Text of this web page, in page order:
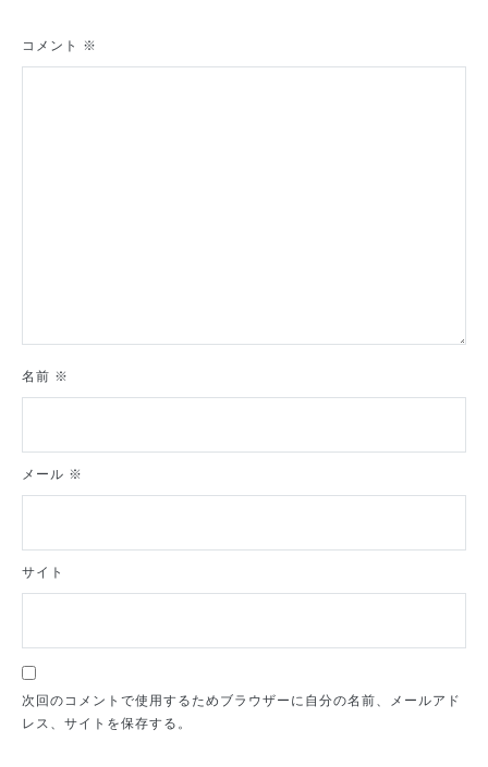
シ
コメント ※
名前 ※
メール ※
サイト
次回のコメントで使用するためブラウザーに自分の名前、メールアド
レス、サイトを保存する。